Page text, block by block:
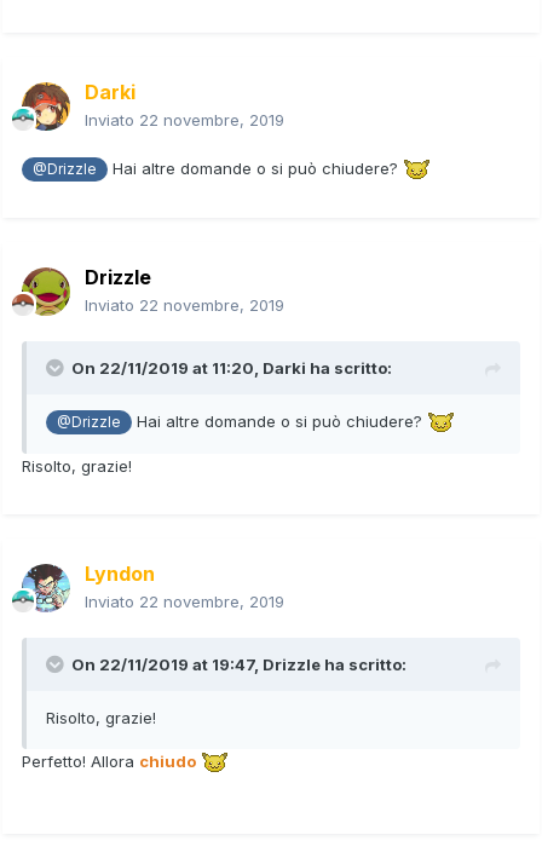
Darki
Inviato 22 novembre, 2019
@Drizzle Hai altre domande o si può chiudere?
Drizzle
Inviato 22 novembre, 2019
On 22/11/2019 at 11:20, Darki ha scritto:
@Drizzle Hai altre domande o si può chiudere?
Risolto, grazie!
Lyndon
Inviato 22 novembre, 2019
On 22/11/2019 at 19:47, Drizzle ha scritto:
Risolto, grazie!
Perfetto! Allora chiudo